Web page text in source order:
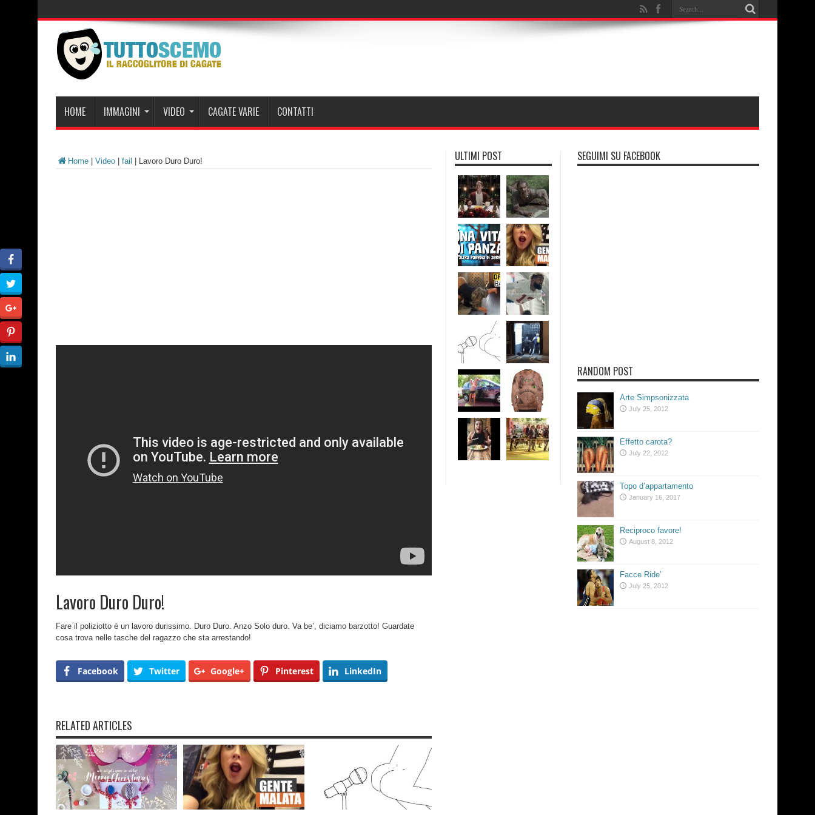
HOME IMMAGINI VIDEO CAGATE VARIE CONTATTI
Home Video fail Lavoro Duro Duro!
Lavoro Duro Duro!
Fare il poliziotto è un lavoro durissimo. Duro Duro. Anzo Solo duro. Va be’, diciamo barzotto! Guardate
cosa trova nelle tasche del ragazzo che sta arrestando!
Facebook Twitter Google+ Pinterest LinkedIn
RELATED ARTICLES
ULTIMI POST SEGUIMI SU FACEBOOK
RANDOM POST
Arte Simpsonizzata
July 25, 2012
Effetto carota?
July 22, 2012
Topo d’appartamento
January 16, 2017
Reciproco favore!
August 8, 2012
Facce Ride’
July 25, 2012